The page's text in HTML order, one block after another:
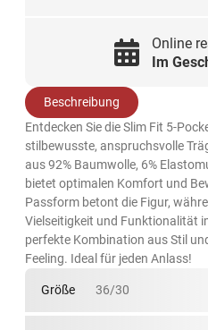
Online
Im
Beschreibung
Entdecken Sie die Slim Fit 5-
stilbewusste, anspruchsvolle
aus 92% Baumwolle, 6%
bietet optimalen Komfort und
Passform betont die Figur,
Vielseitigkeit und Funktionalität
perfekte Kombination aus Stil
Feeling. Ideal für jeden Anlass!
Größe 36/30